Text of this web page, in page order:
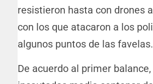
resistieron hasta con drones
con los que atacaron a los
algunos puntos de las favelas.
De acuerdo al primer